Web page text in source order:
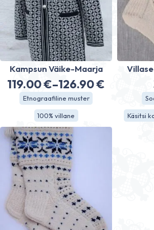
Kampsun Väike-Maarja
119.00€–126.90€
Hinnavahemik:
119.00 €
kuni
126.90 €
Etnograafiline muster
100% villane Käsitsi